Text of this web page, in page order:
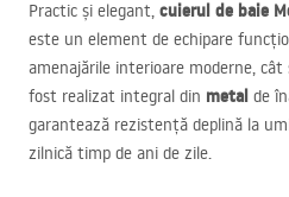
Practic și elegant, cuierul de baie
este un element de echipare
amenajările interioare moderne,
fost realizat integral din metal de
garantează rezistență deplină la
zilnică timp de ani de zile.